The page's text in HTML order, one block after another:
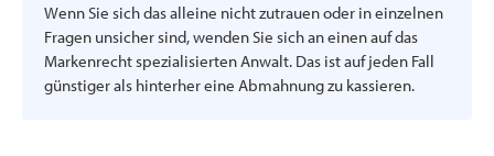
Wenn Sie sich das alleine nicht zutrauen oder in einzelnen
Fragen unsicher sind, wenden Sie sich an einen auf das
Markenrecht spezialisierten Anwalt. Das ist auf jeden Fall
günstiger als hinterher eine Abmahnung zu kassieren.